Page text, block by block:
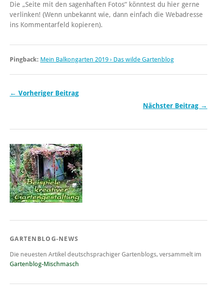
Die „Seite mit den sagenhaften Fotos“ könntest du hier gerne
verlinken! (Wenn unbekannt wie, dann einfach die Webadresse
ins Kommentarfeld kopieren).
Pingback: Mein Balkongarten 2019 › Das wilde Gartenblog
← Vorheriger Beitrag
Nächster Beitrag →
GARTENBLOG-NEWS
Die neuesten Artikel deutschsprachiger Gartenblogs, versammelt im
Gartenblog-Mischmasch